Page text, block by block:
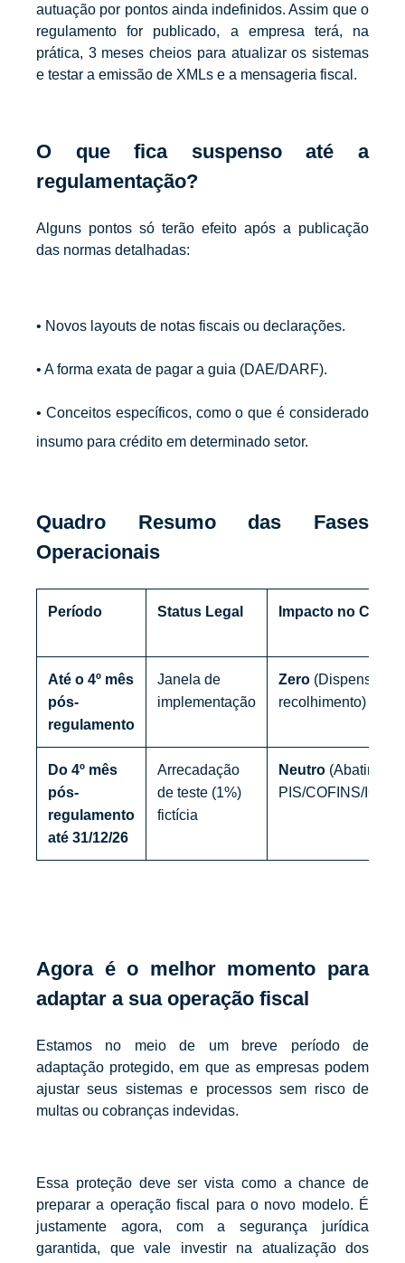
autuação por pontos ainda indefinidos. Assim que o
regulamento for publicado, a empresa terá, na
prática, 3 meses cheios para atualizar os sistemas
e testar a emissão de XMLs e a mensageria fiscal.
O que fica suspenso até a
regulamentação?
Alguns pontos só terão efeito após a publicação
das normas detalhadas:
• Novos layouts de notas fiscais ou declarações.
• A forma exata de pagar a guia (DAE/DARF).
• Conceitos específicos, como o que é considerado
insumo para crédito em determinado setor.
Quadro Resumo das Fases
Operacionais
Período Status Legal Impacto no Caixa
Até o 4º mês
pós-
regulamento
Janela de
implementação
Zero (Dispensa de
recolhimento)
Do 4º mês
pós-
regulamento
até 31/12/26
Arrecadação
de teste (1%)
fictícia
Neutro
PIS/COFINS/
Agora é o melhor momento para
adaptar a sua operação fiscal
Estamos no meio de um breve período de
adaptação protegido, em que as empresas podem
ajustar seus sistemas e processos sem risco de
multas ou cobranças indevidas.
Essa proteção deve ser vista como a chance de
preparar a operação fiscal para o novo modelo. É
justamente agora, com a segurança jurídica
garantida, que vale investir na atualização dos